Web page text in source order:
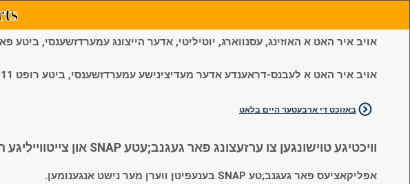
אויב איר האט א האוזינג, עסנווארג, יוטיליטי, אדער הייצונג עמערדזשענסי, ביטע
אויב איר האט א לעבנס-דראענדע אדער מעדיצינישע עמערדזשענסי, ביטע רופט 911.
באזוכט די ארבעטער היים בלאט
וויכטיגע טוישונגען צו ערזעצונג פאר געגנב;עטע SNAP און צייטווייליגע הילף (Temporary Assistance, TA) בענעפיטן:
אפליקאציעס פאר געגנב;טע SNAP בענעפיטן ווערן מער נישט אנגענומען.